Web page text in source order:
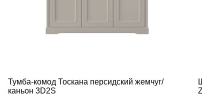
Тумба-комод Тоскана персидский жемчуг/
каньон 3D2S
Z